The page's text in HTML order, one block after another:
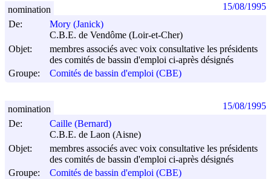
De:
Mory (Janick)
C.B.E. de Vendôme (Loir-et-Cher)
Objet:
membres associés avec voix consultative les présidents
des comités de bassin d'emploi ci-après désignés
Groupe:
Comités de bassin d'emploi (CBE)
nomination 15/08/1995
De:
Caille (Bernard)
C.B.E. de Laon (Aisne)
Objet:
membres associés avec voix consultative les présidents
des comités de bassin d'emploi ci-après désignés
Groupe:
Comités de bassin d'emploi (CBE)
nomination 15/08/1995